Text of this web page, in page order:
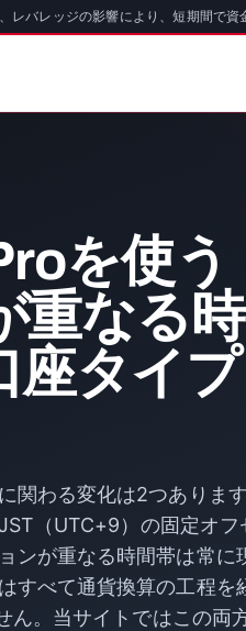
レバレッジの影響により、短期間で
を使う
重なる時
座タイプ
関わる変化は2つありま
（UTC+9）の固定オフ
ンが重なる時間帯は常に
すべて通貨換算の工程を
ん。当サイトではこの両